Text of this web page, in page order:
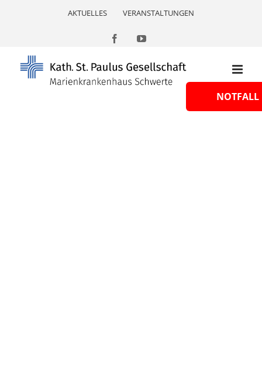
AKTUELLES VERANSTALTUNGEN
FacebookYouTube
NOTFALL